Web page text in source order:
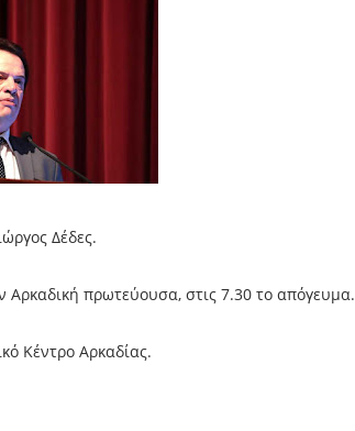
Δέδες.
Αρκαδική πρωτεύουσα, στις 7.30 το απόγευμα.
Κέντρο Αρκαδίας.